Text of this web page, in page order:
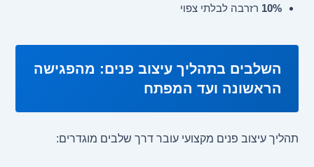
10% רזרבה לבלתי צפוי
השלבים בתהליך עיצוב פנים: מהפגישה
הראשונה ועד המפתח
תהליך עיצוב פנים מקצועי עובר דרך שלבים מוגדרים: